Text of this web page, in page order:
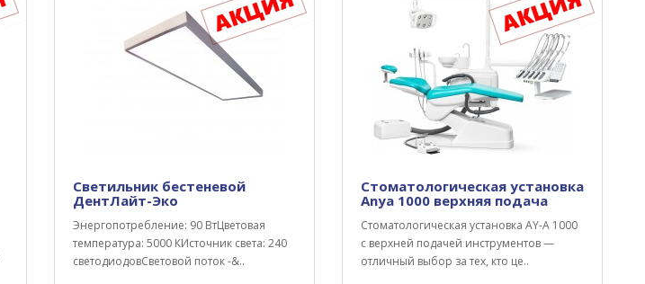
Светильник бестеневой
ДентЛайт-Эко
Энергопотребление: 90 ВтЦветовая
температура: 5000 КИсточник света: 240
светодиодовСветовой поток -&..
Стоматологическая установка
Anya 1000 верхняя подача
Стоматологическая установка AY-A 1000
с верхней подачей инструментов —
отличный выбор за тех, кто це..